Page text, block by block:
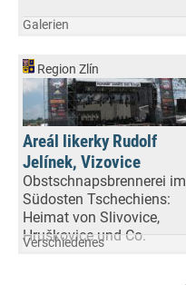
Galerien
Region Zlín
Areál likerky Rudolf
Jelínek, Vizovice
Obstschnapsbrennerei im
Südosten Tschechiens:
Heimat von Slivovice,
Hruškovice und Co.
Verschiedenes